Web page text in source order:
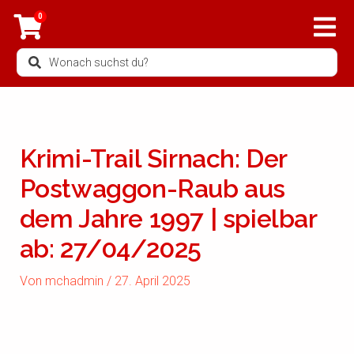
Inhalt
springen
0
Search
...
Krimi-Trail Sirnach: Der
Postwaggon-Raub aus
dem Jahre 1997 | spielbar
ab: 27/04/2025
Von mchadmin / 27. April 2025